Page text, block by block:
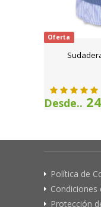
Oferta
Desde..
Política de
Protección